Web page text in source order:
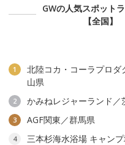
GWの人気スポット
【全国】
1
北陸コカ・コーラプロダ
山県
2 かみねレジャーランド／
3 AGF関東／群馬県
4 三本杉海水浴場 キャン